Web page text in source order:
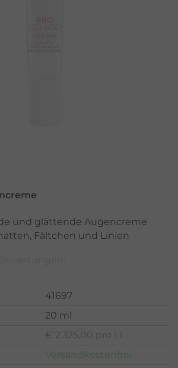
und glättende Augencreme
Fältchen und Linien
41697
20 ml
€ 2.325,00 pro 1 l
Versandkostenfrei